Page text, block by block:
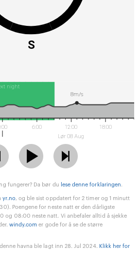
S
night
6:00
12:00
Lør 08 Aug
18:00
8m/s
fungerer? Da bør du lese denne forklaringen.
yr.no, og ble sist oppdatert for 2 timer og 1 minutt
Poengene for neste natt er den dårligste
og 08:00 neste natt. Vi anbefaler alltid å sjekke
windy.com er gode for å se de større
havna ble lagt inn 28. Jul 2024. Klikk her for